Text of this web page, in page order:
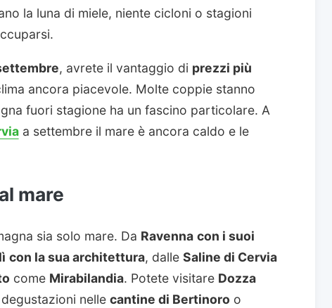
la luna di miele, niente cicloni o stagioni
, avrete il vantaggio di prezzi più
ancora piacevole. Molte coppie stanno
fuori stagione ha un fascino particolare. A
a settembre il mare è ancora caldo e le
mare
sia solo mare. Da Ravenna con i suoi
con la sua architettura, dalle Saline di Cervia
come Mirabilandia. Potete visitare Dozza
nelle cantine di Bertinoro o